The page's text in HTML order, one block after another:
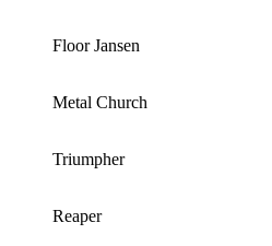
Floor Jansen
Metal Church
Triumpher
Reaper